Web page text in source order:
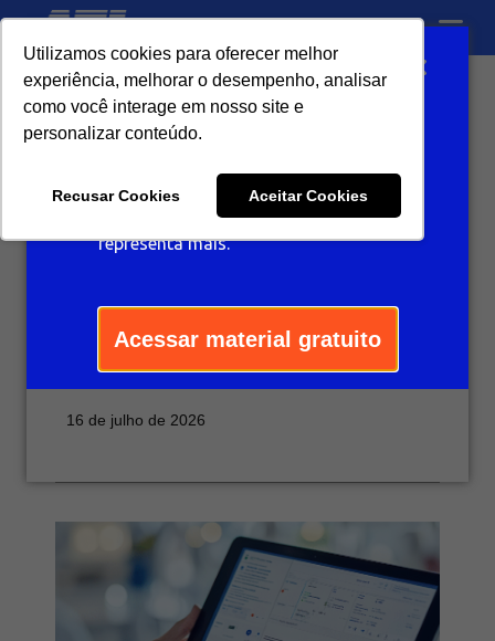
Ganhe um desconto
exclusivo para arrasar
com estilo!
Resgate seu cupom de desconto
para aposentar aquilo que já não te
representa mais.
Acessar material gratuito
Utilizamos cookies para oferecer melhor
experiência, melhorar o desempenho, analisar
como você interage em nosso site e
personalizar conteúdo.
Recusar Cookies Aceitar Cookies
Software de
gestão de
energia:
funcionalidades,
custos e como
escolher
16 de julho de 2026